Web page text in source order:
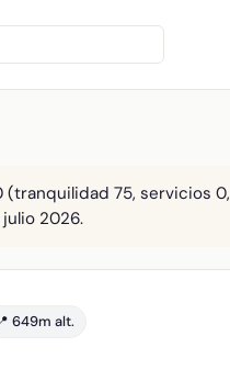
(tranquilidad 75, servicios 0,
2026.
649m alt.